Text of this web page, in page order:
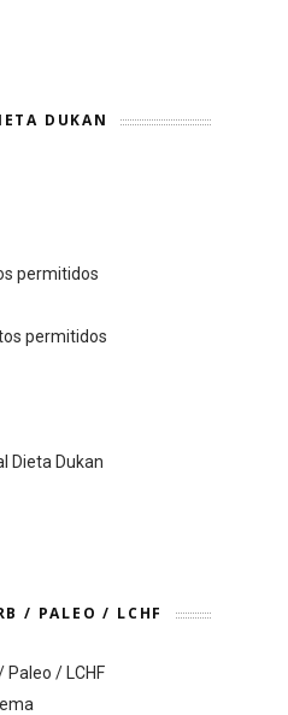
DUKAN
permitidos
permitidos
Dieta Dukan
/ PALEO / LCHF
Paleo / LCHF